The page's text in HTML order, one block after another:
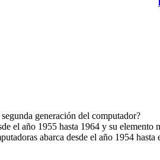
generación del computador?
el año 1955 hasta 1964 y su elemento
abarca desde el año 1954